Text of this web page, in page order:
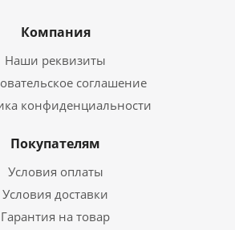
Компания
Наши реквизиты
соглашение
конфиденциальности
Покупателям
Условия оплаты
Условия доставки
Гарантия на товар